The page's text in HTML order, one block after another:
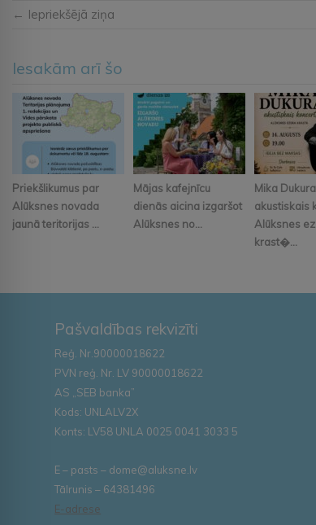
← Iepriekšējā ziņa
Iesakām arī šo
Priekšlikumus par
Alūksnes novada
jaunā teritorijas ...
Mājas kafejnīcu
dienās aicina izgaršot
Alūksnes no...
Mika Dukura
akustiskais
Alūksnes
krast�...
Pašvaldības rekvizīti
Reģ. Nr.90000018622
PVN reģ. Nr. LV 90000018622
AS „SEB banka”
Kods: UNLALV2X
Konts: LV58 UNLA 0025 0041 3033 5
E – pasts – dome@aluksne.lv
Tālrunis – 64381496
E-adrese